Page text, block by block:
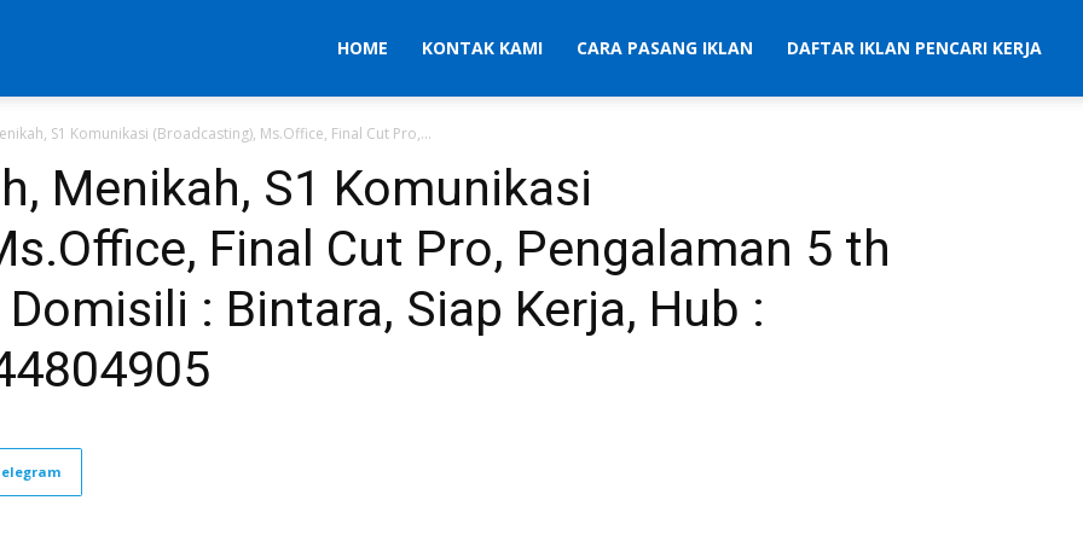
HOME KONTAK KAMI CARA PASANG IKLAN DAFTAR IKLAN PENCARI KERJA
S1 Komunikasi (Broadcasting), Ms.Office, Final Cut Pro,...
Menikah, S1 Komunikasi
Final Cut Pro, Pengalaman 5 th
: Bintara, Siap Kerja, Hub :